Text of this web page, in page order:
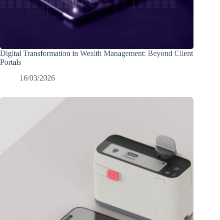
Digital Transformation in Wealth Management: Beyond Client
Portals
16/03/2026